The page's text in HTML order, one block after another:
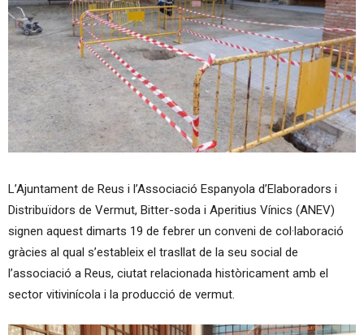
L’Ajuntament de Reus i l’Associació Espanyola d’Elaboradors i
Distribuïdors de Vermut, Bitter-soda i Aperitius Vínics (ANEV)
signen aquest dimarts 19 de febrer un conveni de col·laboració
gràcies al qual s’estableix el trasllat de la seu social de
l’associació a Reus, ciutat relacionada històricament amb el
sector vitivinícola i la producció de vermut.